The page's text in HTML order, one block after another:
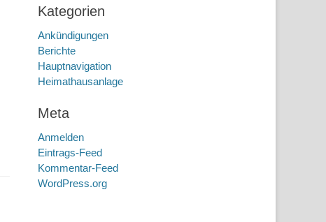
Kategorien
Ankündigungen
Berichte
Hauptnavigation
Heimathausanlage
Meta
Anmelden
Eintrags-Feed
Kommentar-Feed
WordPress.org